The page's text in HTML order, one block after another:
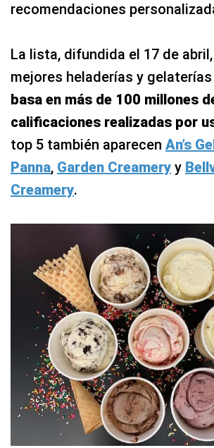
recomendaciones
La lista, difundida el 17 de
mejores heladerías y
basa en más de 100 millones
calificaciones realizadas por
top 5 también aparecen An’s
Panna, Garden Creamery y
Creamery.